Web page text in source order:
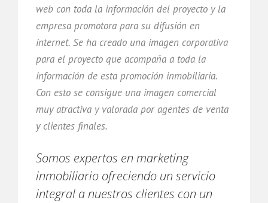
web con toda la información del proyecto y la
empresa promotora para su difusión en
internet. Se ha creado una imagen corporativa
para el proyecto que acompaña a toda la
información de esta promoción inmobiliaria.
Con esto se consigue una imagen comercial
muy atractiva y valorada por agentes de venta
y clientes finales.
Somos expertos en marketing
inmobiliario ofreciendo un servicio
integral a nuestros clientes con un